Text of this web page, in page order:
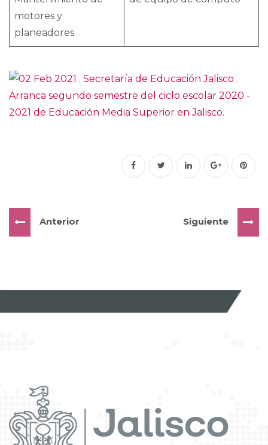
motores y
planeadores
Anterior Siguiente